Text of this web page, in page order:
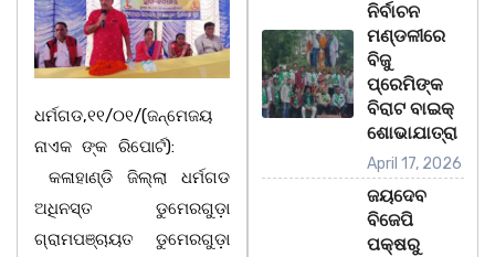
ଧର୍ମଗଡ,୧୧/୦୧/(ଜନ୍ମେଜୟ
ନାଏକ ଙ୍କ ରିପୋର୍ଟ):
କଳାହାଣ୍ଡି ଜିଲ୍ଲା ଧର୍ମଗଡ
ଅଧିନସ୍ତ ଡୁମେରଗୁଡ଼ା
ଗ୍ରାମପଞ୍ଚାୟତ ଡୁମେରଗୁଡ଼ା
ନିର୍ବାଚନ
ମଣ୍ଡଳୀରେ
ବିଜୁ
ପ୍ରେମିଙ୍କ
ବିରାଟ ବାଇକ୍
ଶୋଭାଯାତ୍ରା
April 17, 2026
ଜୟଦେବ
ବିଜେପି
ପକ୍ଷରୁ